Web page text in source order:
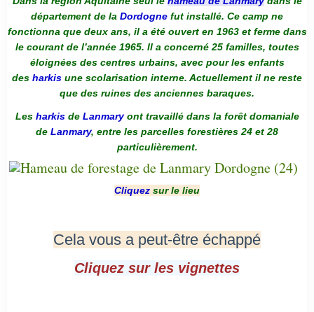
département de la Dordogne fut installé. Ce camp ne
fonctionna que deux ans, il a été ouvert en 1963 et ferme dans
le courant de l’année 1965. Il a concerné 25 familles, toutes
éloignées des centres urbains, avec pour les enfants
des harkis une scolarisation interne. Actuellement il ne reste
que des ruines des anciennes baraques.
Les harkis de Lanmaryont travaillé dans la forêt domaniale
de Lanmary, entre les parcelles forestières 24 et 28
particulièrement.
Cliquez sur le lieu
Cela vous a peut-être échappé
Cliquez sur les vignettes